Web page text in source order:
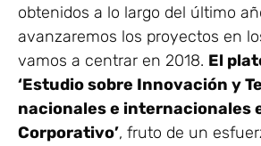
obtenidos a lo largo del último
avanzaremos los proyectos en
vamos a centrar en 2018. El
‘Estudio sobre Innovación y
nacionales e internacionales
Corporativo’, fruto de un